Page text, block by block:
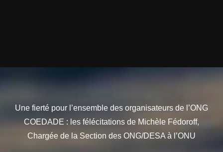
Une fierté pour l’ensemble des organisateurs de l’ONG
COEDADE : les félécitations de Michèle Fédoroff,
Chargée de la Section des ONG/DESA à l’ONU